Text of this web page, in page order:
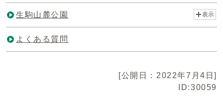
生駒山麓公園 表示
よくある質問
[公開日：2022年7月4日]
ID:30059